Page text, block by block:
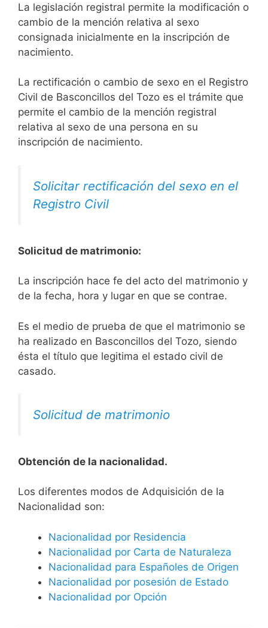
La legislación registral permite la modificación o
cambio de la mención relativa al sexo
consignada inicialmente en la inscripción de
nacimiento.
La rectificación o cambio de sexo en el Registro
Civil de Basconcillos del Tozo es el trámite que
permite el cambio de la mención registral
relativa al sexo de una persona en su
inscripción de nacimiento.
Solicitar rectificación del sexo en el
Registro Civil
Solicitud de matrimonio:
La inscripción hace fe del acto del matrimonio y
de la fecha, hora y lugar en que se contrae.
Es el medio de prueba de que el matrimonio se
ha realizado en Basconcillos del Tozo, siendo
ésta el título que legitima el estado civil de
casado.
Solicitud de matrimonio
Obtención de la nacionalidad.
​​​Los diferentes modos de Adquisición de la
Nacionalidad son:
Nacionalidad por Residencia
Nacionalidad por Carta de Naturaleza
Nacionalidad para Españoles de Origen
Nacionalidad por posesión de Estado
Nacionalidad por Opción